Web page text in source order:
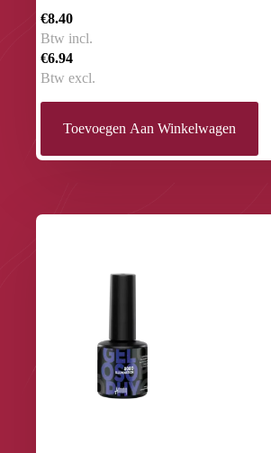
€8.40
Btw incl.
€6.94
Btw excl.
Toevoegen Aan Winkelwagen